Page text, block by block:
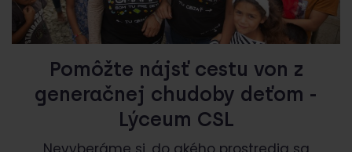
Pomôžte nájsť cestu von z
generačnej chudoby deťom -
Lýceum CSL